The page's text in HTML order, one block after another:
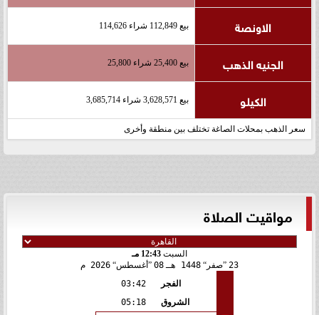
الاونصة بيع 112,849 شراء 114,626
الجنيه الذهب بيع 25,400 شراء 25,800
الكيلو بيع 3,628,571 شراء 3,685,714
سعر الذهب بمحلات الصاغة تختلف بين منطقة وأخرى
مواقيت الصلاة
السبت 12:43 مـ
23 صفر 1448 هـ 08 أغسطس 2026 م
الفجر
03:42
الشروق
05:18